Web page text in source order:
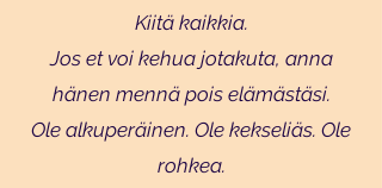
Kiitä kaikkia.
Jos et voi kehua jotakuta, anna
hänen mennä pois elämästäsi.
Ole alkuperäinen. Ole kekseliäs. Ole
rohkea.